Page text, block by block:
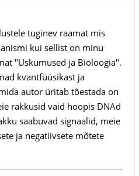
tuginev raamat mis
kui sellist on minu
"Uskumused ja Bioloogia".
kvantfüüsikast ja
autor üritab tõestada on
rakkusid vaid hoopis DNAd
saabuvad signaa­lid, meie
ja negatiivsete mõtete